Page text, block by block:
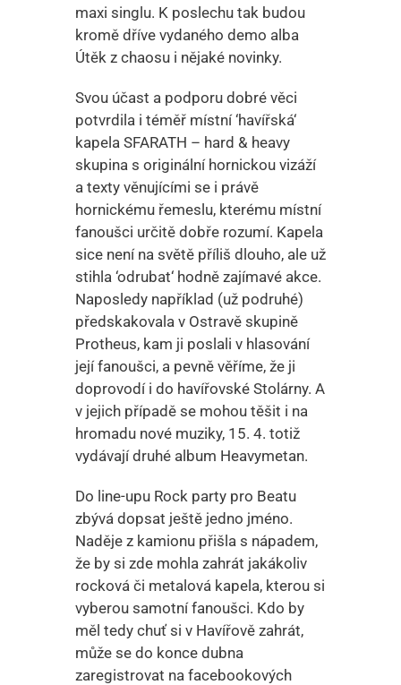
maxi singlu. K poslechu tak budou
kromě dříve vydaného demo alba
Útěk z chaosu i nějaké novinky.
Svou účast a podporu dobré věci
potvrdila i téměř místní ‘havířská‘
kapela SFARATH – hard & heavy
skupina s originální hornickou vizáží
a texty věnujícími se i právě
hornickému řemeslu, kterému místní
fanoušci určitě dobře rozumí. Kapela
sice není na světě příliš dlouho, ale už
stihla ‘odrubat‘ hodně zajímavé akce.
Naposledy například (už podruhé)
předskakovala v Ostravě skupině
Protheus, kam ji poslali v hlasování
její fanoušci, a pevně věříme, že ji
doprovodí i do havířovské Stolárny. A
v jejich případě se mohou těšit i na
hromadu nové muziky, 15. 4. totiž
vydávají druhé album Heavymetan.
Do line-upu Rock party pro Beatu
zbývá dopsat ještě jedno jméno.
Naděje z kamionu přišla s nápadem,
že by si zde mohla zahrát jakákoliv
rocková či metalová kapela, kterou si
vyberou samotní fanoušci. Kdo by
měl tedy chuť si v Havířově zahrát,
může se do konce dubna
zaregistrovat na facebookových